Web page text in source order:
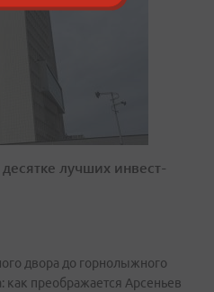
лучших инвест-
двора до горнолыжного
как преображается Арсеньев